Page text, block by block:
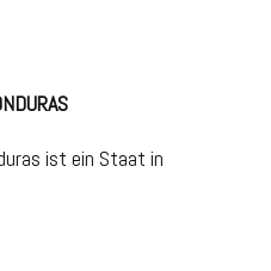
ist ein Staat in